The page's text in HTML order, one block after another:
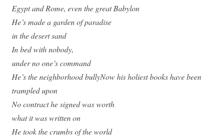
Egypt and Rome, even the great Babylon
He’s made a garden of paradise
in the desert sand
In bed with nobody,
under no one’s command
He’s the neighborhood bullyNow his holiest books have been
trampled upon
No contract he signed was worth
what it was written on
He took the crumbs of the world